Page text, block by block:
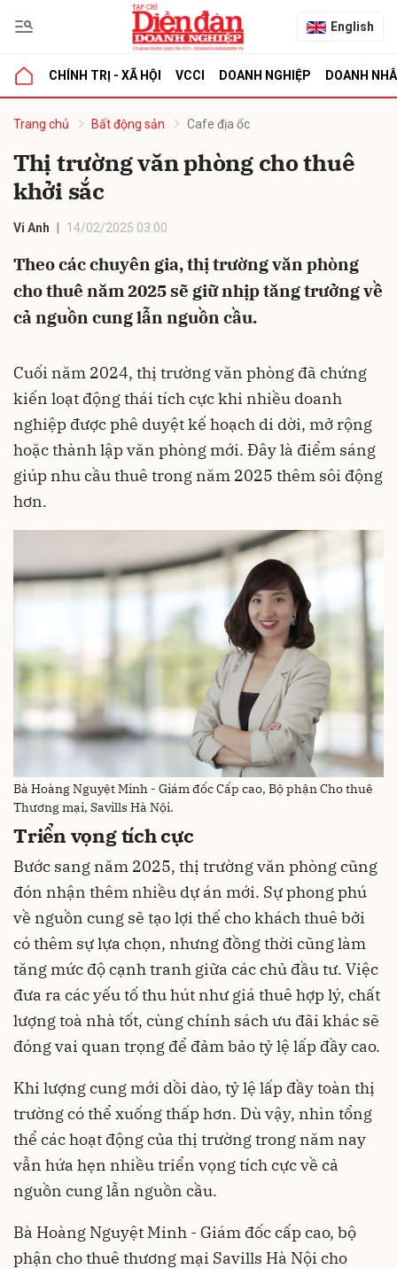
English
CHÍNH TRỊ - XÃ HỘI VCCI DOANH NGHIỆP DOANH
Trang chủ Bất động sản Cafe địa ốc
Thị trường văn phòng cho thuê
khởi sắc
Vi Anh 14/02/2025 03:00
Theo các chuyên gia, thị trường văn phòng
cho thuê năm 2025 sẽ giữ nhịp tăng trưởng về
cả nguồn cung lẫn nguồn cầu.
Cuối năm 2024, thị trường văn phòng đã chứng
kiến loạt động thái tích cực khi nhiều doanh
nghiệp được phê duyệt kế hoạch di dời, mở rộng
hoặc thành lập văn phòng mới. Đây là điểm sáng
giúp nhu cầu thuê trong năm 2025 thêm sôi động
hơn.
Bà Hoàng Nguyệt Minh - Giám đốc Cấp cao, Bộ phận Cho thuê
Thương mại, Savills Hà Nội.
Triển vọng tích cực
Bước sang năm 2025, thị trường văn phòng cũng
đón nhận thêm nhiều dự án mới. Sự phong phú
về nguồn cung sẽ tạo lợi thế cho khách thuê bởi
có thêm sự lựa chọn, nhưng đồng thời cũng làm
tăng mức độ cạnh tranh giữa các chủ đầu tư. Việc
đưa ra các yếu tố thu hút như giá thuê hợp lý, chất
lượng toà nhà tốt, cùng chính sách ưu đãi khác sẽ
đóng vai quan trọng để đảm bảo tỷ lệ lấp đầy cao.
Khi lượng cung mới dồi dào, tỷ lệ lấp đầy toàn thị
trường có thể xuống thấp hơn. Dù vậy, nhìn tổng
thể các hoạt động của thị trường trong năm nay
vẫn hứa hẹn nhiều triển vọng tích cực về cả
nguồn cung lẫn nguồn cầu.
Bà Hoàng Nguyệt Minh - Giám đốc cấp cao, bộ
phận cho thuê thương mại Savills Hà Nội cho
luận
Hủy